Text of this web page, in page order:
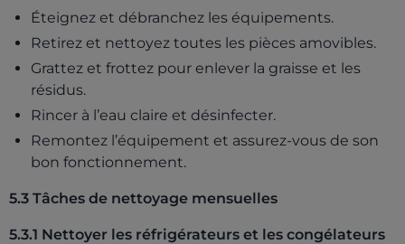
Éteignez et débranchez les équipements.
Retirez et nettoyez toutes les pièces amovibles.
Grattez et frottez pour enlever la graisse et les
résidus.
Rincer à l’eau claire et désinfecter.
Remontez l’équipement et assurez-vous de son
bon fonctionnement.
5.3 Tâches de nettoyage mensuelles
5.3.1 Nettoyer les réfrigérateurs et les congélateurs